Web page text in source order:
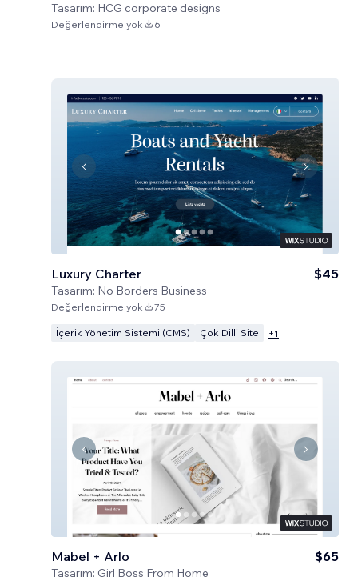
Tasarım: HCG corporate designs
Değerlendirme yok 6
Luxury Charter
Tasarım: No Borders Business
$45
Değerlendirme yok 75
İçerik Yönetim Sistemi (CMS) Çok Dilli Site +1
Mabel + Arlo
Tasarım: Girl Boss From Home
$65